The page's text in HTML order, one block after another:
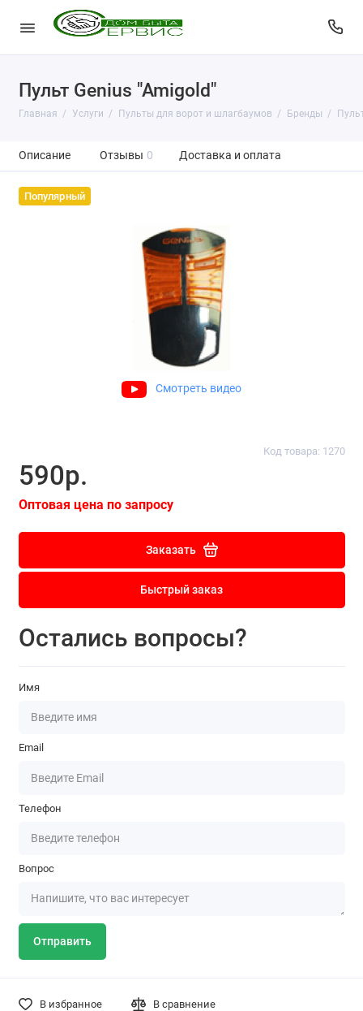
Пульт Genius "Amigold"
Главная Услуги Пульты для ворот и шлагбаумов Бренды
Описание Отзывы 0 Доставка и оплата
Популярный
Смотреть видео
Код товара: 1270
590р.
Оптовая цена по запросу
Заказать
Быстрый заказ
Остались вопросы?
Имя
Email
Телефон
Вопрос
Отправить
В избранное В сравнение